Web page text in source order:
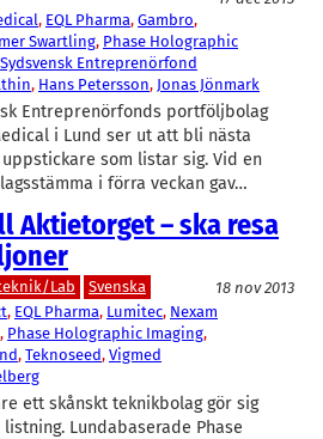
, EQL Pharma, Gambro
Swartling, Phase Holographic
Sydsvensk Entreprenörfond
, Hans Petersson, Jonas Jönmark
Entreprenörfonds portföljbolag
i Lund ser ut att bli nästa
uppstickare som listar sig. Vid en
i förra veckan gav…
Aktietorget – ska resa
Lab Svenska
18 nov 2013
, EQL Pharma, Lumitec, Nexam
, Phase Holographic Imaging
, Teknoseed, Vigmed
ett skånskt teknikbolag gör sig
Lundabaserade Phase